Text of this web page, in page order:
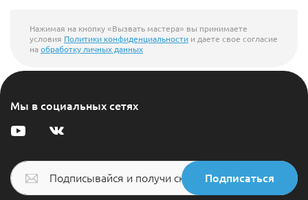
Нажимая на кнопку «Вызвать мастера» вы принимаете
условия Политики конфиденциальности и даете свое согласие
наобработку личных данных
Мы в социальных сетях
Подписаться